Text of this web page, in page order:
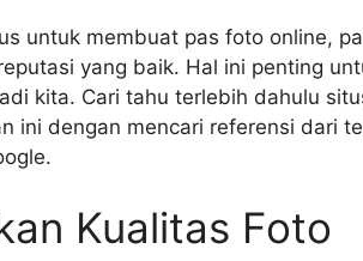
untuk membuat pas foto online,
yang baik. Hal ini penting
kita. Cari tahu terlebih dahulu
ini dengan mencari referensi dari
Kualitas Foto